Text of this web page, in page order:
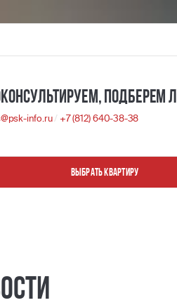
Подберем
info.ru / +7 (812) 640-38-38
Выбрать квартиру